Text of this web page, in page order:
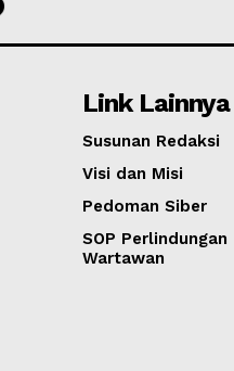
Link Lainnya
Susunan Redaksi
Visi dan Misi
Pedoman Siber
SOP Perlindungan
Wartawan